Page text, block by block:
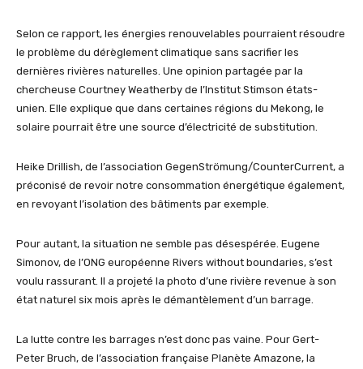
Selon ce rapport, les énergies renouvelables pourraient résoudre
le problème du dérèglement climatique sans sacrifier les
dernières rivières naturelles. Une opinion partagée par la
chercheuse Courtney Weatherby de l’Institut Stimson états-
unien. Elle explique que dans certaines régions du Mekong, le
solaire pourrait être une source d’électricité de substitution.
Heike Drillish, de l’association GegenStrömung/CounterCurrent, a
préconisé de revoir notre consommation énergétique également,
en revoyant l’isolation des bâtiments par exemple.
Pour autant, la situation ne semble pas désespérée. Eugene
Simonov, de l’ONG européenne Rivers without boundaries, s’est
voulu rassurant. Il a projeté la photo d’une rivière revenue à son
état naturel six mois après le démantèlement d’un barrage.
La lutte contre les barrages n’est donc pas vaine. Pour Gert-
Peter Bruch, de l’association française Planète Amazone, la